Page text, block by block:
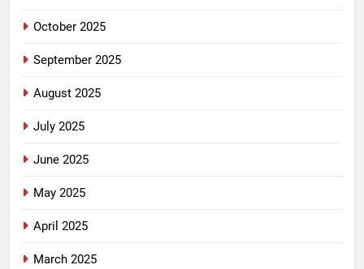
October 2025
September 2025
August 2025
July 2025
June 2025
May 2025
April 2025
March 2025